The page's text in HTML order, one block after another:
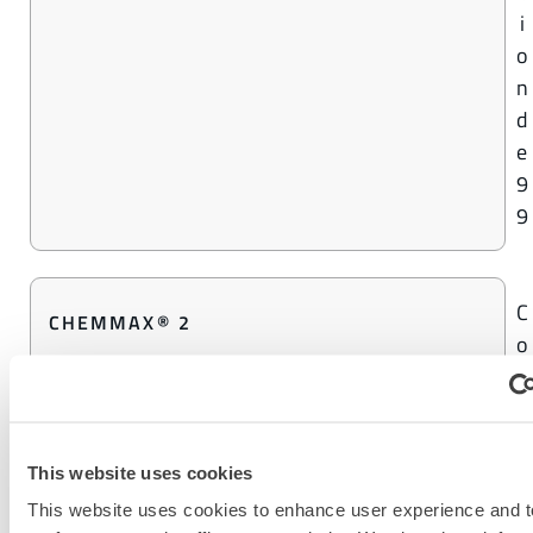
This website uses cookies
This website uses cookies to enhance user experience and
i
o
n
d
e
9
9
CHEMMAX® 2
C
o
n
t